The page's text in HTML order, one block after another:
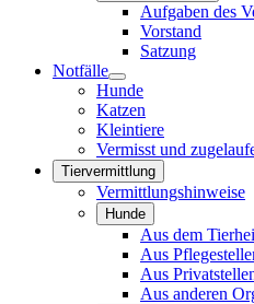
Aufgaben des
Vorstand
Satzung
Notfälle
Hunde
Katzen
Kleintiere
Vermisst und
Tiervermittlung
Vermittlungshinweise
Hunde
Aus dem
Aus
Aus
Aus anderen